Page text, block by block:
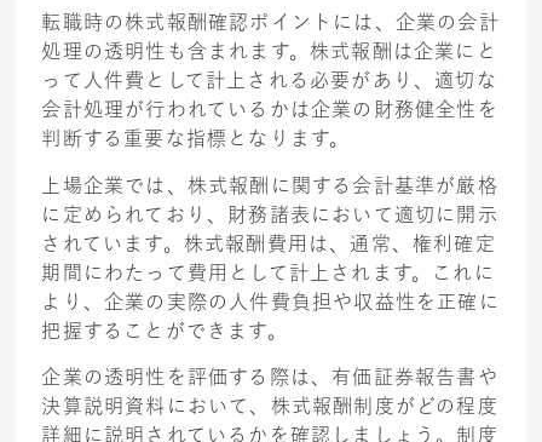
転職時の株式報酬確認ポイントには、企業の会計
処理の透明性も含まれます。株式報酬は企業にと
って人件費として計上される必要があり、適切な
会計処理が行われているかは企業の財務健全性を
判断する重要な指標となります。
上場企業では、株式報酬に関する会計基準が厳格
に定められており、財務諸表において適切に開示
されています。株式報酬費用は、通常、権利確定
期間にわたって費用として計上されます。これに
より、企業の実際の人件費負担や収益性を正確に
把握することができます。
企業の透明性を評価する際は、有価証券報告書や
決算説明資料において、株式報酬制度がどの程度
詳細に説明されているかを確認しましょう。制度